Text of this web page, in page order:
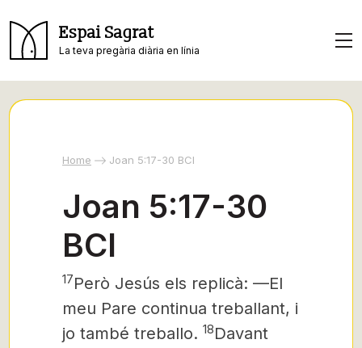
Espai Sagrat
La teva pregària diària en línia
Home Joan 5:17-30 BCI
Joan 5:17-30
BCI
17Però Jesús els replicà: —El
meu Pare continua treballant, i
jo també treballo. 18Davant